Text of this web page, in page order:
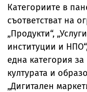
Категориите в
съответстват на
„Продукти“,
институции и
една категория
културата и
„Дигитален